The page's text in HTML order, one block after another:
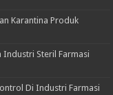
Karantina Produk
Industri Steril Farmasi
Di Industri Farmasi